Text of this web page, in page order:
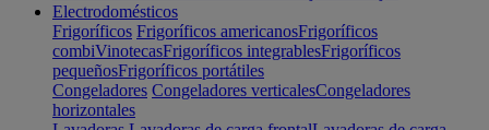
Electrodomésticos
Frigoríficos Frigoríficos americanosFrigoríficos
combiVinotecasFrigoríficos integrablesFrigoríficos
pequeñosFrigoríficos portátiles
Congeladores Congeladores verticalesCongeladores
horizontales